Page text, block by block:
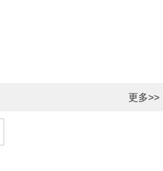
更多>>